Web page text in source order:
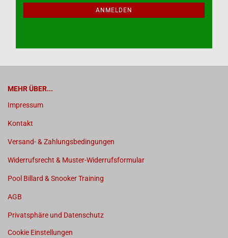
ANMELDEN
MEHR ÜBER...
Impressum
Kontakt
Versand- & Zahlungsbedingungen
Widerrufsrecht & Muster-Widerrufsformular
Pool Billard & Snooker Training
AGB
Privatsphäre und Datenschutz
Cookie Einstellungen